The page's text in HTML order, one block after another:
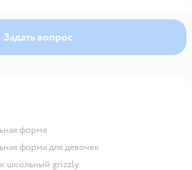
не перегревает, особенно в
до +10 °C ✅ Толстая подошва —
Задать вопрос
форма
форма для девочек
школьный grizzly